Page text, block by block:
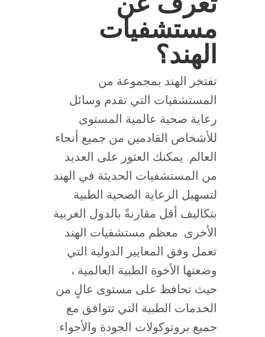
مستشفيات
الهند؟
تفتخر الهند بمجموعة من
المستشفيات التي تقدم وسائل
رعاية صحية عالمية المستوى
للأشخاص القادمين من جميع أنحاء
العالم. يمكنك العثور على العديد
من المستشفيات الحديثة في الهند
لتسهيل الرعاية الصحية الطبية
بتكاليف أقل مقارنةً بالدول الغربية
الأخرى. معظم مستشفيات الهند
تعمل وفق المعايير الدولية التي
وضعتها الأخوة الطبية العالمية ،
حيث تحافظ على مستوى عالٍ من
الخدمات الطبية التي تتوافق مع
جميع بروتوكولات الجودة والأجواء.